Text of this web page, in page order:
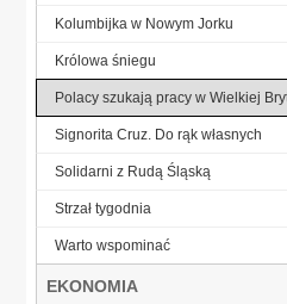
Kolumbijka w Nowym Jorku
Królowa śniegu
Polacy szukają pracy w Wielkiej
Signorita Cruz. Do rąk własnych
Solidarni z Rudą Śląską
Strzał tygodnia
Warto wspominać
EKONOMIA